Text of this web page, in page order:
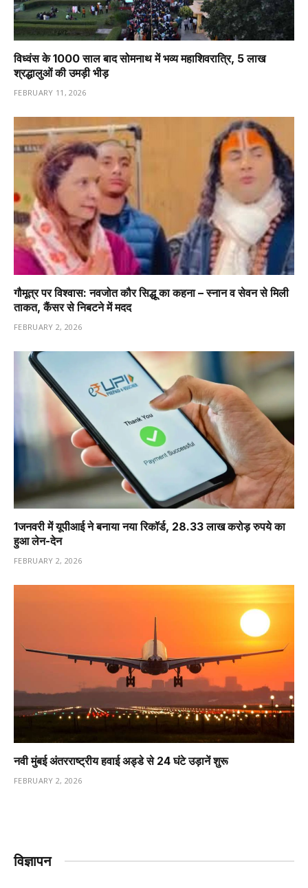
विध्वंस के 1000 साल बाद सोमनाथ में भव्य महाशिवरात्रि, 5 लाख
श्रद्धालुओं की उमड़ी भीड़
FEBRUARY 11, 2026
गौमूत्र पर विश्वास: नवजोत कौर सिद्धू का कहना – स्नान व सेवन से मिली
ताकत, कैंसर से निबटने में मदद
FEBRUARY 2, 2026
1️जनवरी में यूपीआई ने बनाया नया रिकॉर्ड, 28.33 लाख करोड़ रुपये का
हुआ लेन-देन
FEBRUARY 2, 2026
नवी मुंबई अंतरराष्ट्रीय हवाई अड्डे से 24 घंटे उड़ानें शुरू
FEBRUARY 2, 2026
विज्ञापन